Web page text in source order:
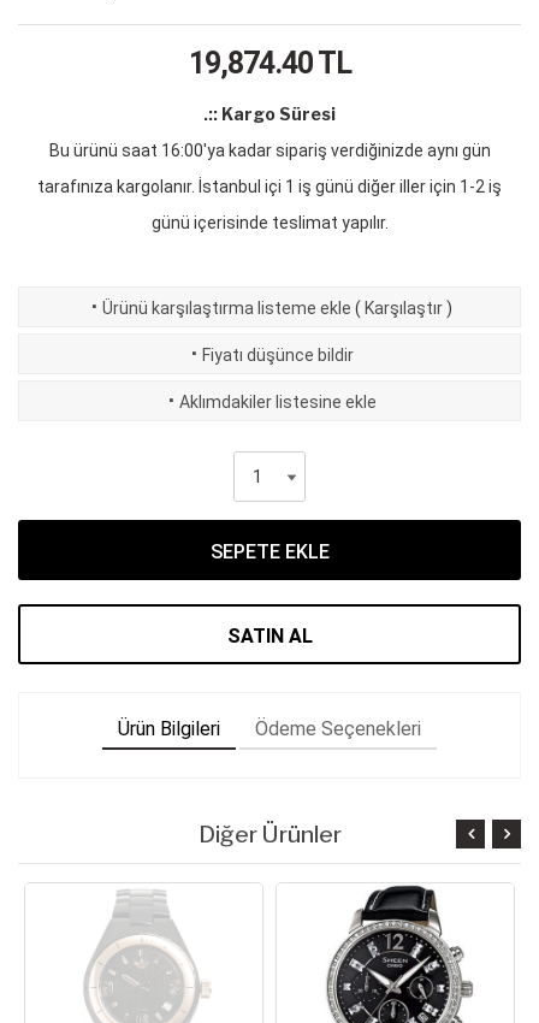
19,874.40TL
.:: Kargo Süresi
Bu ürünü saat 16:00'ya kadar sipariş verdiğinizde aynı gün
tarafınıza kargolanır. İstanbul içi 1 iş günü diğer iller için 1-2 iş
günü içerisinde teslimat yapılır.
· Ürünü karşılaştırma listeme ekle ( Karşılaştır )
· Fiyatı düşünce bildir
· Aklımdakiler listesine ekle
SEPETE EKLE
SATIN AL
Ürün Bilgileri Ödeme Seçenekleri
Diğer Ürünler